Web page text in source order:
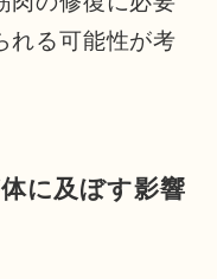
れる可能性が考
に及ぼす影響